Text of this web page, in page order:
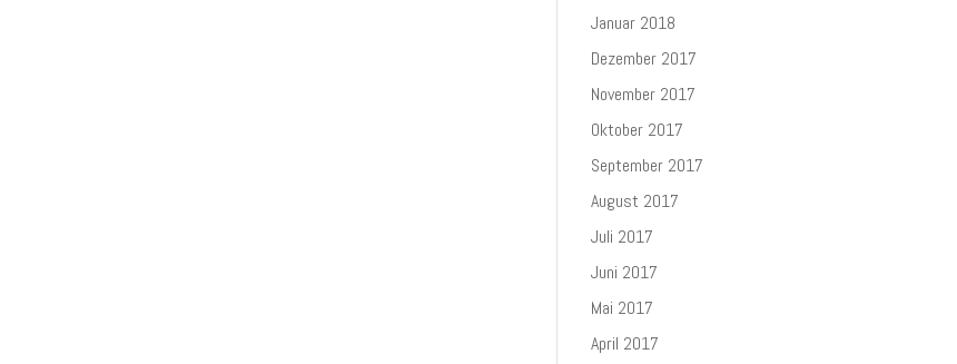
Januar 2018
Dezember 2017
November 2017
Oktober 2017
September 2017
August 2017
Juli 2017
Juni 2017
Mai 2017
April 2017